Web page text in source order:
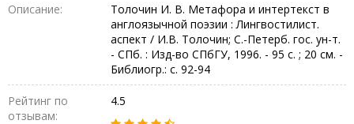
Описание:
Толочин И. В. Метафора и интертекст в
англоязычной поэзии : Лингвостилист.
аспект / И.В. Толочин; С.-Петерб. гос. ун-т.
- СПб. : Изд-во СПбГУ, 1996. - 95 с. ; 20 см. -
Библиогр.: с. 92-94
Рейтинг по
отзывам:
4.5